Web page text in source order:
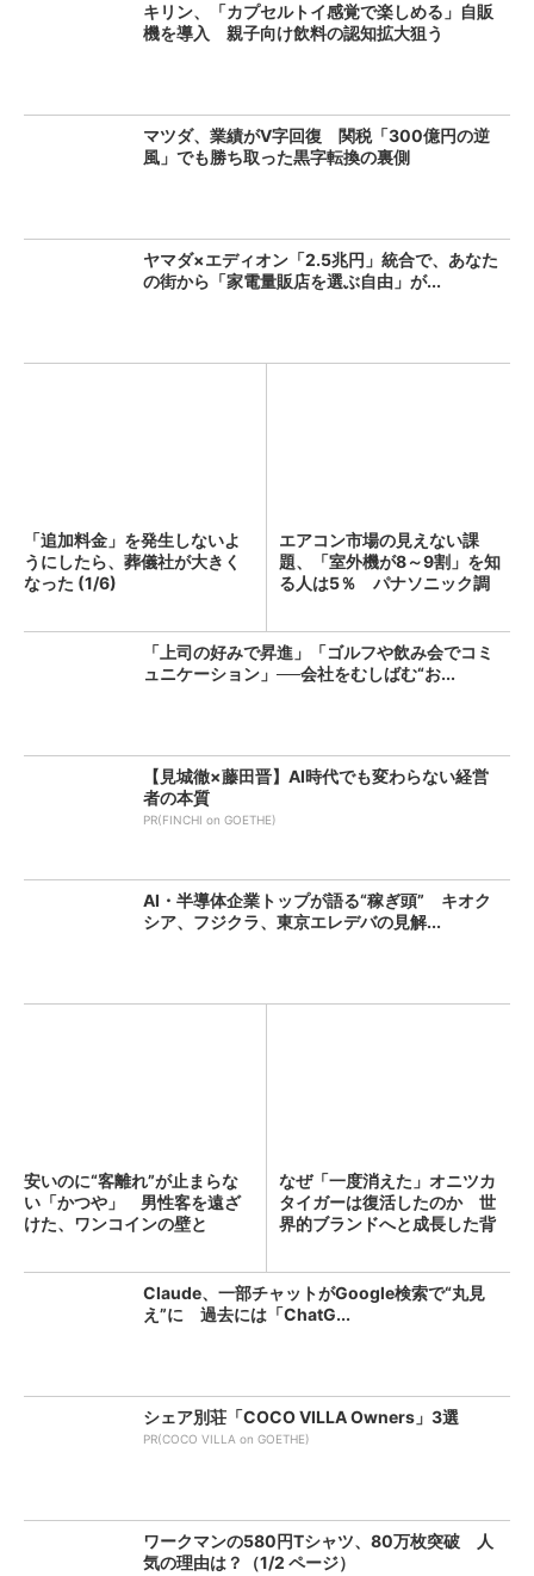
キリン、「カプセルトイ感覚で楽しめる」自販
機を導入 親子向け飲料の認知拡大狙う
マツダ、業績がV字回復 関税「300億円の逆
風」でも勝ち取った黒字転換の裏側
ヤマダ×エディオン「2.5兆円」統合で、あなた
の街から「家電量販店を選ぶ自由」が...
「追加料金」を発生しないよ
うにしたら、葬儀社が大きく
なった (1/6)
エアコン市場の見えない課
題、「室外機が8～9割」を知
る人は5％ パナソニック調
「上司の好みで昇進」「ゴルフや飲み会でコミ
ュニケーション」──会社をむしばむ“お...
【見城徹×藤田晋】AI時代でも変わらない経営
者の本質
PR(FINCHI on GOETHE)
AI・半導体企業トップが語る“稼ぎ頭” キオク
シア、フジクラ、東京エレデバの見解...
安いのに“客離れ”が止まらな
い「かつや」 男性客を遠ざ
けた、ワンコインの壁と
なぜ「一度消えた」オニツカ
タイガーは復活したのか 世
界的ブランドへと成長した背
Claude、一部チャットがGoogle検索で“丸見
え”に 過去には「ChatG...
シェア別荘「COCO VILLA Owners」3選
PR(COCO VILLA on GOETHE)
ワークマンの580円Tシャツ、80万枚突破 人
気の理由は？（1/2 ページ）